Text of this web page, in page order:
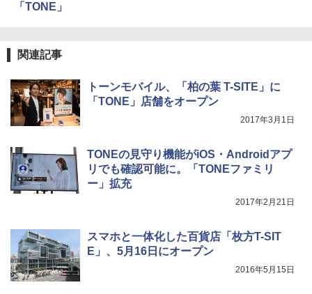
「TONE」
関連記事
トーンモバイル、「柏の葉 T-SITE」に
「TONE」店舗をオープン
2017年3月1日
TONEの見守り機能がiOS・Androidアプ
リでも確認可能に。「TONEファミリ
ー」拡充
2017年2月21日
スマホと一体化した百貨店「枚方T-SIT
E」、5月16日にオープン
2016年5月15日